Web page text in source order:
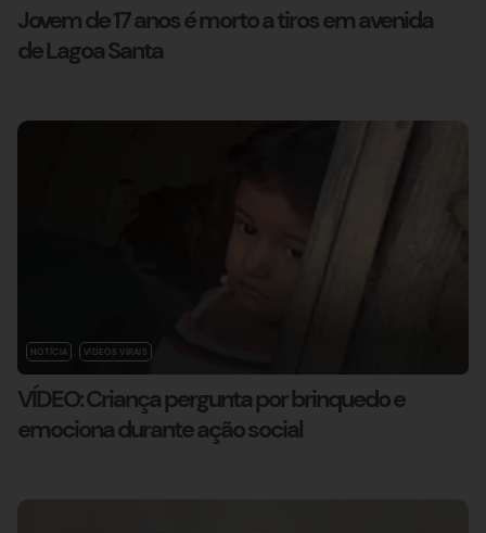
Jovem de 17 anos é morto a tiros em avenida
de Lagoa Santa
NOTÍCIA VÍDEOS VIRAIS
VÍDEO: Criança pergunta por brinquedo e
emociona durante ação social